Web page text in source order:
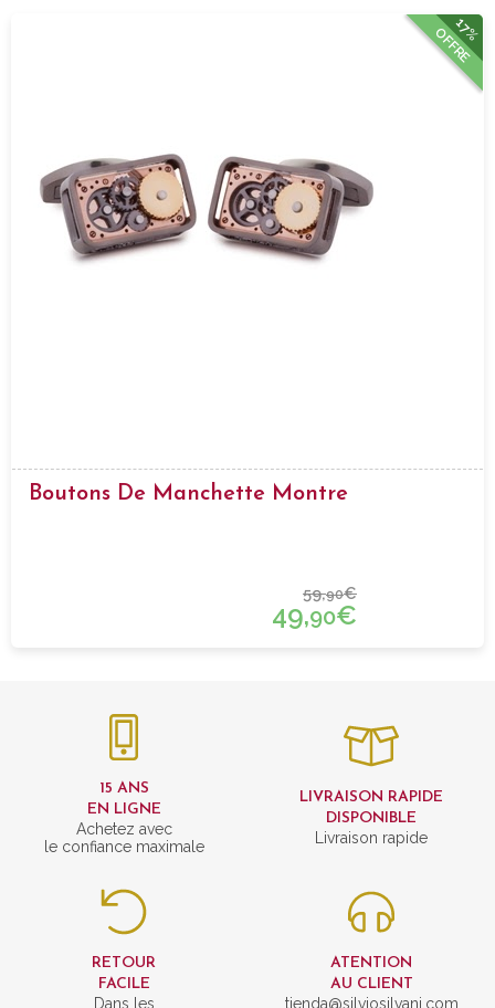
17%
OFFRE
Boutons De Manchette Montre
59,90€
49,90€
15 ANS
EN LIGNE
Achetez avec
le confiance maximale
LIVRAISON RAPIDE
DISPONIBLE
Livraison rapide
RETOUR
FACILE
Dans les
ATENTION
AU CLIENT
tienda@silviosilvani.com